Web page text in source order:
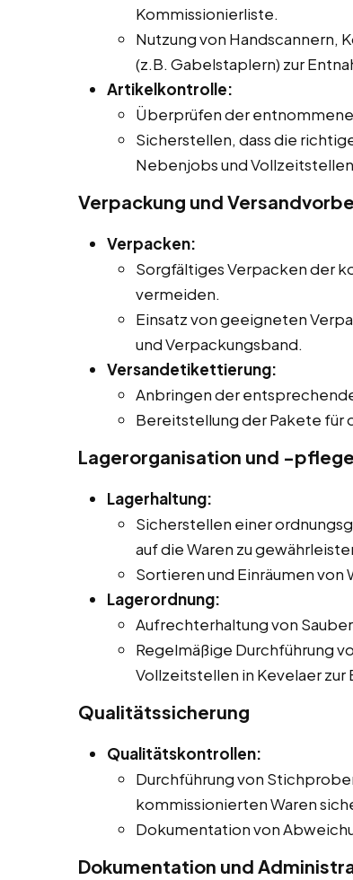
Kommissionierliste.
Nutzung von Handscannern,
(z.B. Gabelstaplern) zur
Artikelkontrolle:
Überprüfen der
Sicherstellen, dass die
Nebenjobs und
Verpackung und
Verpacken:
Sorgfältiges Verpacken der
vermeiden.
Einsatz von geeigneten
und Verpackungsband.
Versandetikettierung:
Anbringen der
Bereitstellung der Pakete für
Lagerorganisation und -pflege
Lagerhaltung:
Sicherstellen einer
auf die Waren zu
Sortieren und Einräumen von
Lagerordnung:
Aufrechterhaltung von
Regelmäßige Durchführung
Vollzeitstellen in Kevelaer
Qualitätssicherung
Qualitätskontrollen:
Durchführung von
kommissionierten Waren
Dokumentation von
Dokumentation und